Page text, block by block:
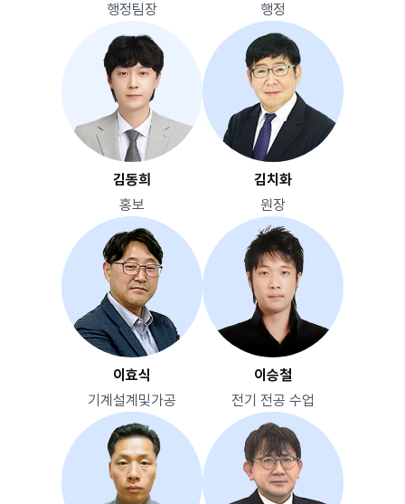
행정팀장
행정
김동희
홍보
김치화
원장
이효식
기계설계및가공
이승철
전기 전공 수업